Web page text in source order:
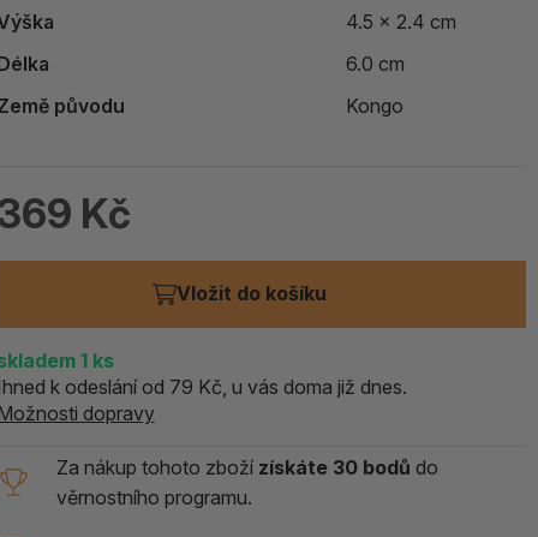
4.5 x 2.4 cm
6.0 cm
původu
Kongo
Kč
Vložit do košíku
1 ks
k odeslání od 79 Kč, u vás doma již dnes.
dopravy
Za nákup tohoto zboží získáte 30 bodů do
věrnostního programu.